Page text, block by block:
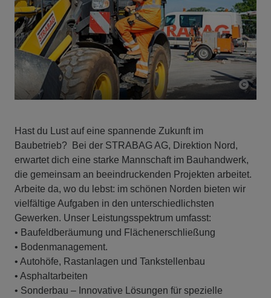
Hast du Lust auf eine spannende Zukunft im
Baubetrieb? Bei der STRABAG AG, Direktion Nord,
erwartet dich eine starke Mannschaft im Bauhandwerk,
die gemeinsam an beeindruckenden Projekten arbeitet.
Arbeite da, wo du lebst: im schönen Norden bieten wir
vielfältige Aufgaben in den unterschiedlichsten
Gewerken. Unser Leistungsspektrum umfasst:
• Baufeldberäumung und Flächenerschließung
• Bodenmanagement.
• Autohöfe, Rastanlagen und Tankstellenbau
• Asphaltarbeiten
• Sonderbau – Innovative Lösungen für spezielle